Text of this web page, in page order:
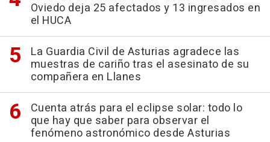
Oviedo deja 25 afectados y 13 ingresados en
el HUCA
La Guardia Civil de Asturias agradece las
muestras de cariño tras el asesinato de su
compañera en Llanes
Cuenta atrás para el eclipse solar: todo lo
que hay que saber para observar el
fenómeno astronómico desde Asturias